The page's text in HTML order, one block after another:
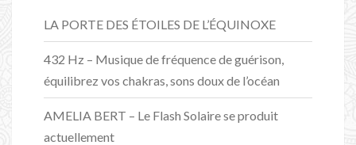
LA PORTE DES ÉTOILES DE L’ÉQUINOXE
432 Hz – Musique de fréquence de guérison,
équilibrez vos chakras, sons doux de l’océan
AMELIA BERT – Le Flash Solaire se produit
actuellement